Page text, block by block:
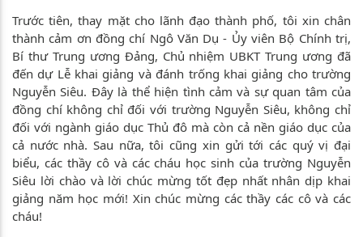
Trước tiên, thay mặt cho lãnh đạo thành phố, tôi xin chân
thành cảm ơn đồng chí Ngô Văn Dụ - Ủy viên Bộ Chính trị,
Bí thư Trung ương Đảng, Chủ nhiệm UBKT Trung ương đã
đến dự Lễ khai giảng và đánh trống khai giảng cho trường
Nguyễn Siêu. Đây là thể hiện tình cảm và sự quan tâm của
đồng chí không chỉ đối với trường Nguyễn Siêu, không chỉ
đối với ngành giáo dục Thủ đô mà còn cả nền giáo dục của
cả nước nhà. Sau nữa, tôi cũng xin gửi tới các quý vị đại
biểu, các thầy cô và các cháu học sinh của trường Nguyễn
Siêu lời chào và lời chúc mừng tốt đẹp nhất nhân dịp khai
giảng năm học mới! Xin chúc mừng các thầy các cô và các
cháu!